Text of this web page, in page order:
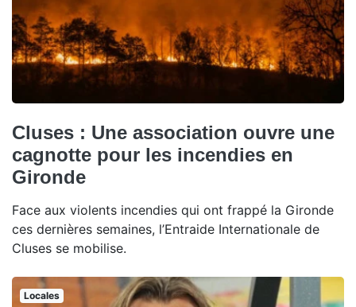
Cluses : Une association ouvre une
cagnotte pour les incendies en
Gironde
Face aux violents incendies qui ont frappé la Gironde
ces dernières semaines, l’Entraide Internationale de
Cluses se mobilise.
Locales